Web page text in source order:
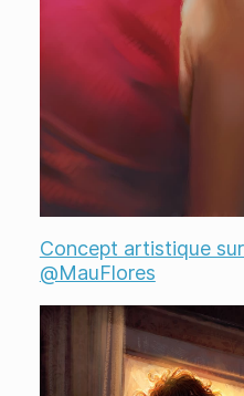
Concept artistique
@MauFlores